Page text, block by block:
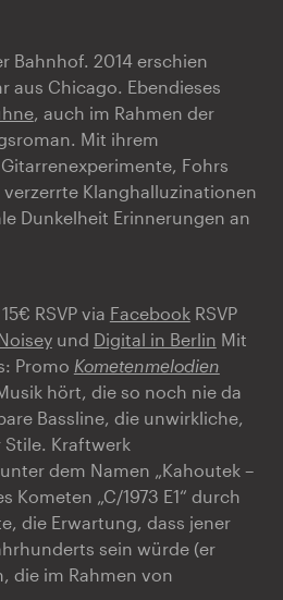
Bahnhof. 2014 erschien
aus Chicago. Ebendieses
, auch im Rahmen der
Mit ihrem
Fohrs
Klanghalluzinationen
Dunkelheit Erinnerungen an
RSVP via FacebookRSVP
und Digital in Berlin Mit
Promo Kometenmelodien
hört, die so noch nie da
Bassline, die unwirkliche,
Kraftwerk
dem Namen „Kahoutek –
„C/1973 E1“ durch
die Erwartung, dass jener
sein würde (er
die im Rahmen von